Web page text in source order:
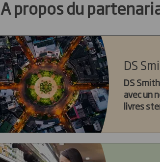
A propos du
DS
DS
avec un
livres